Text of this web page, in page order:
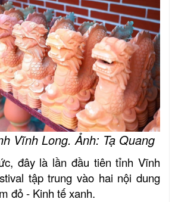
Vĩnh Long. Ảnh: Tạ Quang
đây là lần đầu tiên tỉnh Vĩnh
tập trung vào hai nội dung
đỏ - Kinh tế xanh.